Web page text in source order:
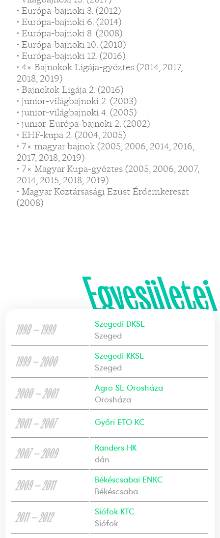
• Európa-bajnoki 3. (2012)
• Európa-bajnoki 6. (2014)
• Európa-bajnoki 8. (2008)
• Európa-bajnoki 10. (2010)
• Európa-bajnoki 12. (2016)
• 4× Bajnokok Ligája-győztes (2014, 2017,
2018, 2019)
• Bajnokok Ligája 2. (2016)
• junior-világbajnoki 2. (2003)
• junior-világbajnoki 4. (2005)
• junior-Európa-bajnoki 2. (2002)
• EHF-kupa 2. (2004, 2005)
• 7× magyar bajnok (2005, 2006, 2014, 2016,
2017, 2018, 2019)
• 7× Magyar Kupa-győztes (2005, 2006, 2007,
2014, 2015, 2018, 2019)
• Magyar Köztársasági Ezüst Érdemkereszt
(2008)
Egyesületei
1998 — 1999
Szegedi DKSE
Szeged
1999 — 2000
Szegedi KKSE
Szeged
2000 — 2001
Agro SE Orosháza
Orosháza
2001 — 2007 Győri ETO KC
2007 — 2009
Randers HK
dán
2009 — 2011
Békéscsabai ENKC
Békéscsaba
2011 — 2012
Siófok KTC
Siófok